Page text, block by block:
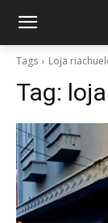
Tags Loja
Tag: